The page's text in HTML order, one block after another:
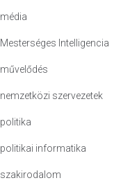
média
Mesterséges Intelligencia
művelődés
nemzetközi szervezetek
politika
politikai informatika
szakirodalom